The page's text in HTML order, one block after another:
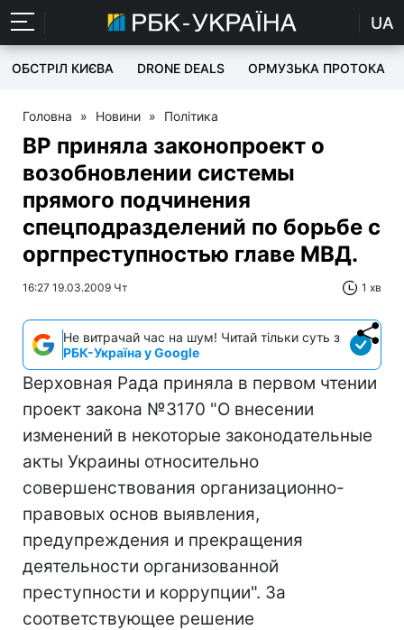
UA
ОБСТРІЛ КИЄВА DRONE DEALS ОРМУЗЬКА ПРОТОКА
Головна » Новини » Політика
ВР приняла законопроект о
возобновлении системы
прямого подчинения
спецподразделений по борьбе с
оргпреступностью главе МВД.
16:27 19.03.2009 Чт 1 хв
Не витрачай час на шум! Читай тільки суть з
РБК-Україна у Google
Верховная Рада приняла в первом чтении
проект закона №3170 "О внесении
изменений в некоторые законодательные
акты Украины относительно
совершенствования организационно-
правовых основ выявления,
предупреждения и прекращения
деятельности организованной
преступности и коррупции". За
соответствующее решение